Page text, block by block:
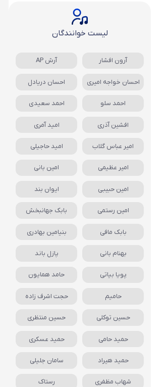
لیست خوانندگان
آرون افشار آرش AP
احسان خواجه امیری احسان دریادل
احمد سلو احمد سعیدی
افشین آذری امید آمری
امیر عباس گلاب امید حاجیلی
امیر عظیمی امین بانی
امین حبیبی ایوان بند
امین رستمی بابک جهانبخش
بابک مافی بنیامین بهادری
بهنام بانی پازل باند
پویا بیاتی حامد همایون
حامیم حجت اشرف زاده
حسین توکلی حسین منتظری
حمید حامی حمید عسکری
حمید هیراد سامان جلیلی
شهاب مظفری رستاک